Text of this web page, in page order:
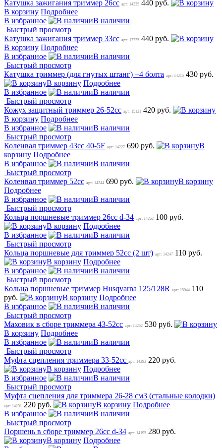
Катушка зажигания триммер 26cc арт: 14235 440 руб.
В корзину Подробнее
В избранное
В наличии
Быстрый просмотр
Катушка зажигания триммер 33сс арт: 12725 440 руб.
В корзину Подробнее
В избранное
В наличии
Быстрый просмотр
Катушка триммер (для гнутых штанг) +4 болта арт: 14215 430 руб.
В корзину Подробнее
В избранное
В наличии
Быстрый просмотр
Кожух защитный триммер 26-52сс арт: 15121 420 руб.
В корзину Подробнее
В избранное
В наличии
Быстрый просмотр
Коленвал триммер 43сс 40-5F арт: 14227 690 руб.
В
корзину Подробнее
В избранное
В наличии
Быстрый просмотр
Коленвал триммер 52cc арт: 14244 690 руб.
В корзину
Подробнее
В избранное
В наличии
Быстрый просмотр
Кольца поршневые триммер 26сс d-34 арт: 14262 100 руб.
В корзину Подробнее
В избранное
В наличии
Быстрый просмотр
Кольца поршневые для триммер 52cc (2 шт) арт: 14247 110 руб.
В корзину Подробнее
В избранное
В наличии
Быстрый просмотр
Кольца поршневые триммер Husqvarna 125/128R
арт: 15044 110
руб.
В корзину Подробнее
В избранное
В наличии
Быстрый просмотр
Маховик в сборе триммера 43-52сс арт: 14252 530 руб.
В корзину Подробнее
В избранное
В наличии
Быстрый просмотр
Муфта сцепления триммера 33-52сс арт: 14293 220 руб.
В корзину Подробнее
В избранное
В наличии
Быстрый просмотр
Муфта сцепления для триммера 26-28 см3 (стальные колодки)
арт: 14291 220 руб. В корзину Подробнее
В избранное
В наличии
Быстрый просмотр
Поршень в сборе триммер 26сс d-34 арт: 14195 280 руб.
В корзину Подробнее